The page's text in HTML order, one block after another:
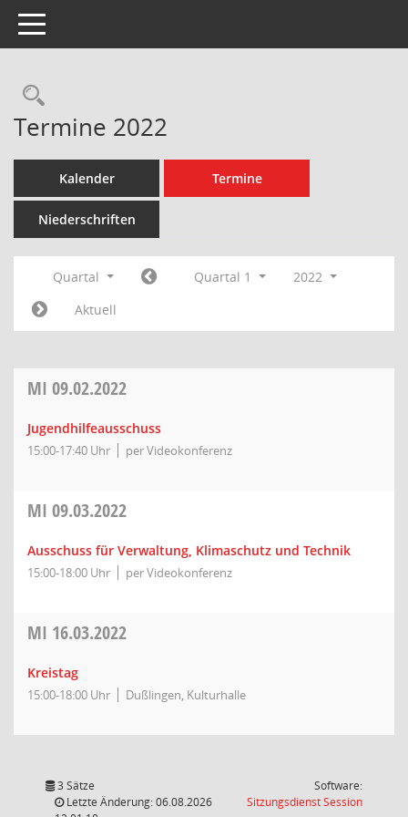
Toggle navigation
Rechercheauswahl
Termine 2022
Kalender Termine
Niederschriften
Quartal Quartal 1
2022
Aktuell
MI 09.02.2022
Jugendhilfeausschuss
15:00-17:40 Uhr per Videokonferenz
MI 09.03.2022
Ausschuss für Verwaltung, Klimaschutz und Technik
15:00-18:00 Uhr per Videokonferenz
MI 16.03.2022
Kreistag
15:00-18:00 Uhr Dußlingen, Kulturhalle
3 Sätze
Letzte Änderung: 06.08.2026
Software:
SitzungsdienstSession(Wird in